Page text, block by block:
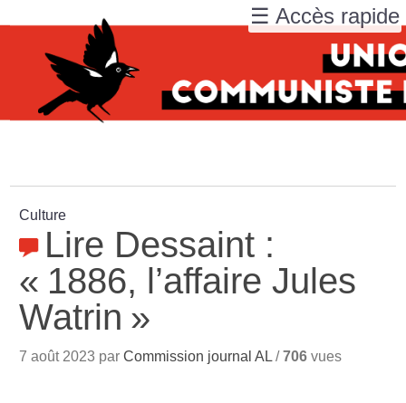
Culture
Lire Dessaint :
« 1886, l’affaire Jules
Watrin »
7 août 2023 parCommission journal AL /706 vues
☰ Accès rapide